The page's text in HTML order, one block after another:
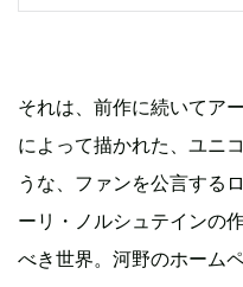
それは、前作に続いてア
によって描かれた、ユニ
うな、ファンを公言する
ーリ・ノルシュテインの
べき世界。河野のホーム